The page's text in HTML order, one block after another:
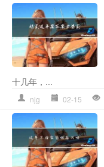
十几年，...
njg 02-15